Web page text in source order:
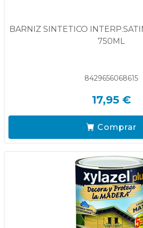
BARNIZ SINTETICO
750ML
8429656068615
17,95 €
Comprar